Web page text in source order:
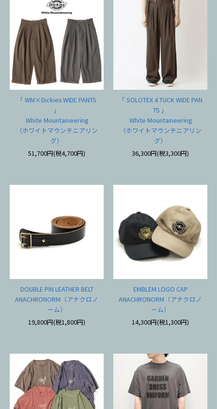
「 WM×Dickies WIDE PANTS
」
White Mountaineering
（ホワイトマウンテニアリン
グ）
51,700円(税4,700円)
「 SOLOTEX 4 TUCK WIDE PAN
TS 」
White Mountaineering
（ホワイトマウンテニアリン
グ）
36,300円(税3,300円)
DOUBLE PIN LEATHER BELT
ANACHRONORM（アナクロノ
ーム）
19,800円(税1,800円)
EMBLEM LOGO CAP
ANACHRONORM（アナクロノ
ーム）
14,300円(税1,300円)